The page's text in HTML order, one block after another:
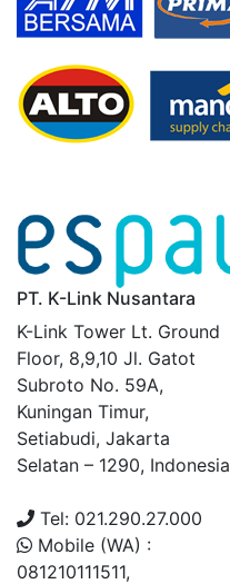
PT. K-Link Nusantara
K-Link Tower Lt. Ground
Floor, 8,9,10 Jl. Gatot
Subroto No. 59A,
Kuningan Timur,
Setiabudi, Jakarta
Selatan – 1290, Indonesia
Tel: 021.290.27.000
Mobile (WA) :
081210111511,